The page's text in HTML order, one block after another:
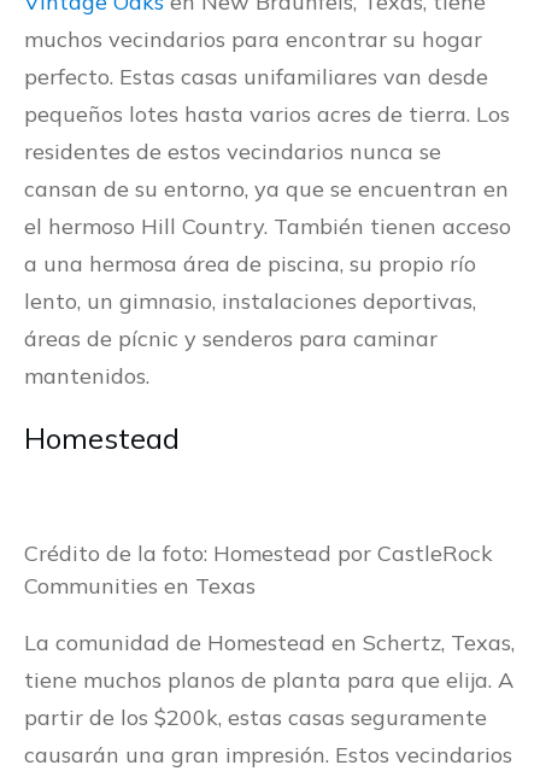
muchos vecindarios para encontrar su hogar
perfecto. Estas casas unifamiliares van desde
pequeños lotes hasta varios acres de tierra. Los
residentes de estos vecindarios nunca se
cansan de su entorno, ya que se encuentran en
el hermoso Hill Country. También tienen acceso
a una hermosa área de piscina, su propio río
lento, un gimnasio, instalaciones deportivas,
áreas de pícnic y senderos para caminar
mantenidos.
Homestead
Crédito de la foto: Homestead por CastleRock
Communities en Texas
La comunidad de Homestead en Schertz, Texas,
tiene muchos planos de planta para que elija. A
partir de los $200k, estas casas seguramente
causarán una gran impresión. Estos vecindarios